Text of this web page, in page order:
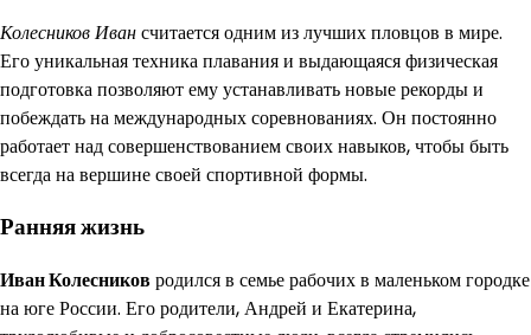
Колесников Ивансчитается одним из лучших пловцов в мире.
Его уникальная техника плавания и выдающаяся физическая
подготовка позволяют ему устанавливать новые рекорды и
побеждать на международных соревнованиях. Он постоянно
работает над совершенствованием своих навыков, чтобы быть
всегда на вершине своей спортивной формы.
Ранняя жизнь
Иван Колесниковродился в семье рабочих в маленьком городке
на юге России. Его родители, Андрей и Екатерина,